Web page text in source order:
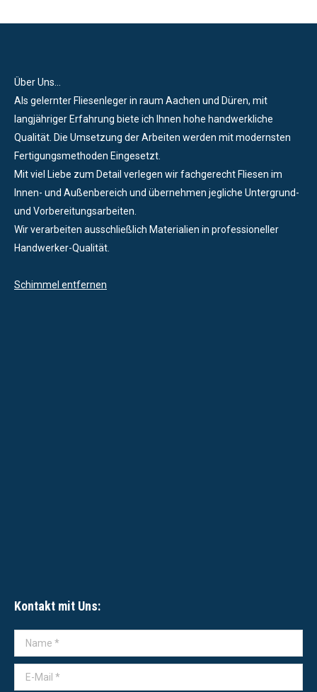
Über Uns...
Als gelernter Fliesenleger in raum Aachen und Düren, mit
langjähriger Erfahrung biete ich Ihnen hohe handwerkliche
Qualität. Die Umsetzung der Arbeiten werden mit modernsten
Fertigungsmethoden Eingesetzt.
Mit viel Liebe zum Detail verlegen wir fachgerecht Fliesen im
Innen- und Außenbereich und übernehmen jegliche Untergrund-
und Vorbereitungsarbeiten.
Wir verarbeiten ausschließlich Materialien in professioneller
Handwerker-Qualität.
Schimmel entfernen
Kontakt mit Uns:
Name *
E-Mail *